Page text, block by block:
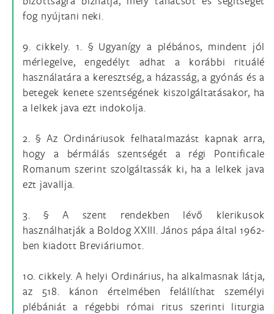
fog nyújtani neki.
9. cikkely. 1. § Ugyanígy a plébános, mindent jól
mérlegelve, engedélyt adhat a korábbi rituálé
használatára a keresztség, a házasság, a gyónás és a
betegek kenete szentségének kiszolgáltatásakor, ha
a lelkek java ezt indokolja.
2. § Az Ordináriusok felhatalmazást kapnak arra,
hogy a bérmálás szentségét a régi Pontificale
Romanum szerint szolgáltassák ki, ha a lelkek java
ezt javallja.
3. § A szent rendekben lévő klerikusok
használhatják a Boldog XXIII. János pápa által 1962-
ben kiadott Breviáriumot.
10. cikkely. A helyi Ordinárius, ha alkalmasnak látja,
az 518. kánon értelmében felállíthat személyi
plébániát a régebbi római ritus szerinti liturgia